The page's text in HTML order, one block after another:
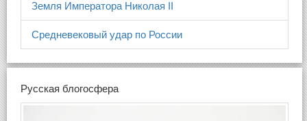
Земля Императора Николая II
Средневековый удар по России
Русская блогосфера